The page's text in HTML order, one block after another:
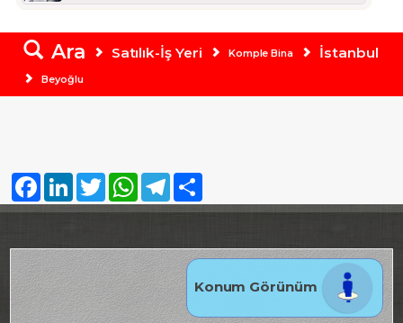
Ara Satılık-İş Yeri Komple Bina İstanbul
Beyoğlu
Konum Görünüm
FacebookLinkedInTwitter WhatsAppTelegram